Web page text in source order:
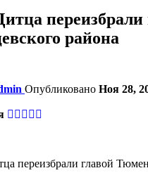
переизбрали
района
Опубликовано Ноя 28,